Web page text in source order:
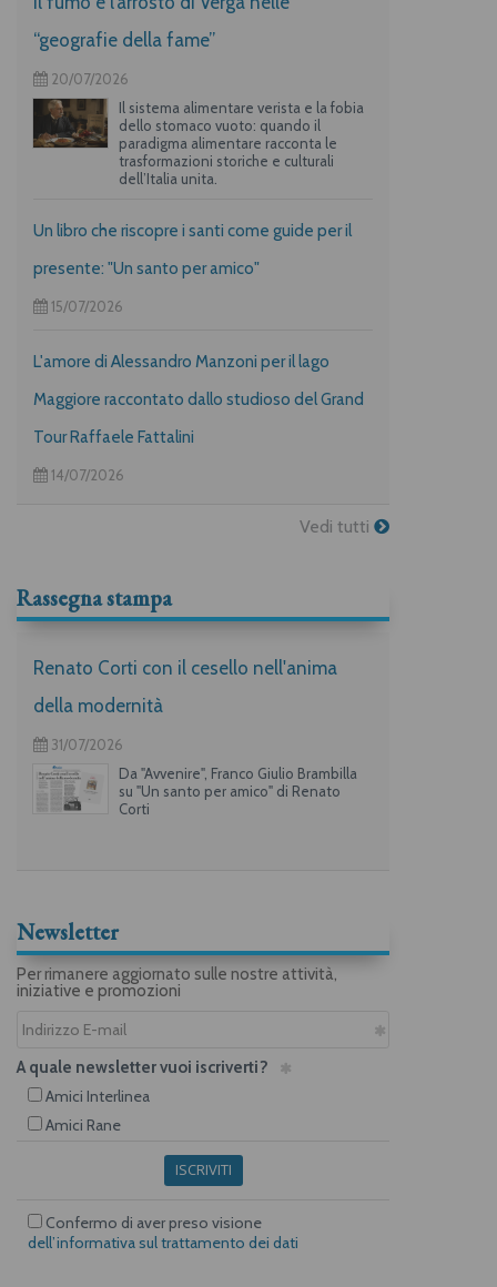
“geografie della fame”
20/07/2026
Il sistema alimentare verista e la fobia
dello stomaco vuoto: quando il
paradigma alimentare racconta le
trasformazioni storiche e culturali
dell’Italia unita.
Un libro che riscopre i santi come guide per il
presente: "Un santo per amico"
15/07/2026
L'amore di Alessandro Manzoni per il lago
Maggiore raccontato dallo studioso del Grand
Tour Raffaele Fattalini
14/07/2026
Vedi tutti
Rassegna stampa
Renato Corti con il cesello nell'anima
della modernità
31/07/2026
Da "Avvenire", Franco Giulio Brambilla
su "Un santo per amico" di Renato
Corti
Newsletter
Per rimanere aggiornato sulle nostre attività,
iniziative e promozioni
A quale newsletter vuoi iscriverti?
Amici Interlinea
Amici Rane
ISCRIVITI
Confermo di aver preso visione
dell’informativa sul trattamento dei dati